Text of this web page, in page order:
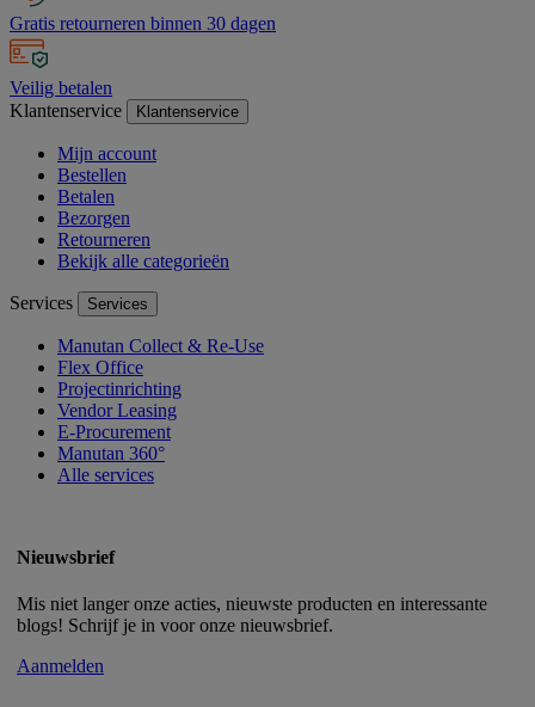
Gratis retourneren binnen 30 dagen
Veilig betalen
Klantenservice
Klantenservice
Mijn account
Bestellen
Betalen
Bezorgen
Retourneren
Bekijk alle categorieën
Services Services
Manutan Collect & Re-Use
Flex Office
Projectinrichting
Vendor Leasing
E-Procurement
Manutan 360°
Alle services
Nieuwsbrief
Mis niet langer onze acties, nieuwste producten en interessante
blogs! Schrijf je in voor onze nieuwsbrief.
Aanmelden